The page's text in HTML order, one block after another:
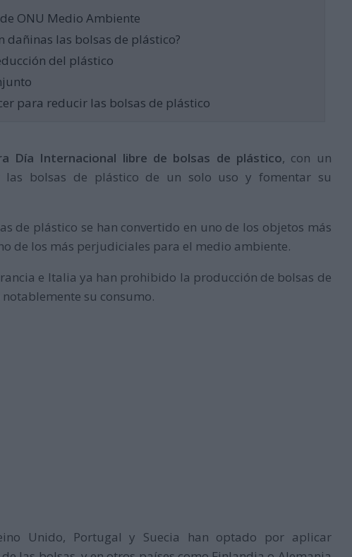
ONU Medio Ambiente
dañinas las bolsas de plástico?
del plástico
para reducir las bolsas de plástico
Día Internacional libre de bolsas de plástico, con un
las bolsas de plástico de un solo uso y fomentar su
de plástico se han convertido en uno de los objetos más
de los más perjudiciales para el medio ambiente.
e Italia ya han prohibido la producción de bolsas de
su consumo.
Unido, Portugal y Suecia han optado por aplicar